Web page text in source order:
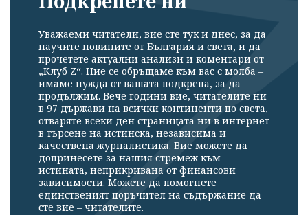
Уважаеми читатели, вие сте тук и днес, за да
научите новините от България и света, и да
прочетете актуални анализи и коментари от
„Клуб Z“. Ние се обръщаме към вас с молба –
имаме нужда от вашата подкрепа, за да
продължим. Вече години вие, читателите ни
в 97 държави на всички континенти по света,
отваряте всеки ден страницата ни в интернет
в търсене на истинска, независима и
качествена журналистика. Вие можете да
допринесете за нашия стремеж към
истината, неприкривана от финансови
зависимости. Можете да помогнете
единственият поръчител на съдържание да
сте вие – читателите.